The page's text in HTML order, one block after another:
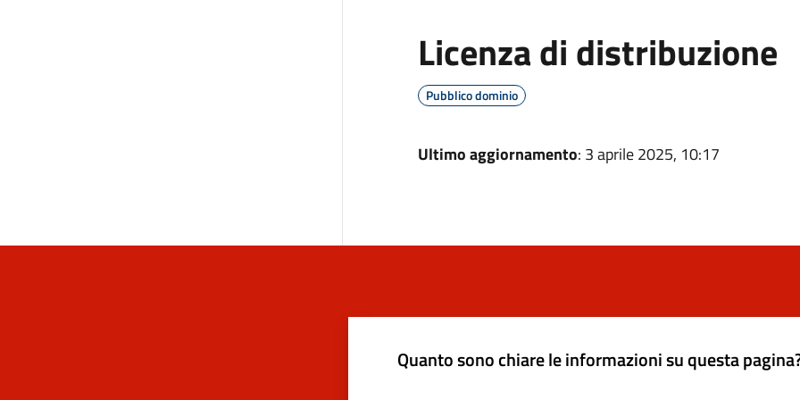
Licenza di distribuzione
Pubblico dominio
Ultimo aggiornamento: 3 aprile 2025, 10:17
Quanto sono chiare le informazioni su questa